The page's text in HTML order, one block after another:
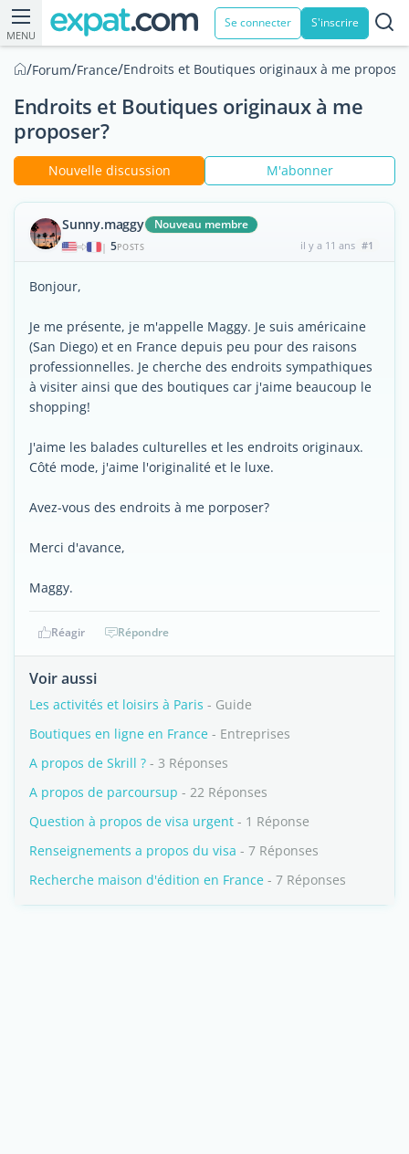
MENU
Se connecter S'inscrire
/Forum/France/Endroits et Boutiques originaux à me
Endroits et Boutiques originaux à me
proposer?
Nouvelle discussion M'abonner
Sunny.maggy Nouveau membre
| 5POSTS il y a 11 ans #1
Bonjour,
Je me présente, je m'appelle Maggy. Je suis américaine
(San Diego) et en France depuis peu pour des raisons
professionnelles. Je cherche des endroits sympathiques
à visiter ainsi que des boutiques car j'aime beaucoup le
shopping!
J'aime les balades culturelles et les endroits originaux.
Côté mode, j'aime l'originalité et le luxe.
Avez-vous des endroits à me porposer?
Merci d'avance,
Maggy.
Réagir Répondre
Voir aussi
Les activités et loisirs à Paris - Guide
Boutiques en ligne en France - Entreprises
A propos de Skrill ? - 3 Réponses
A propos de parcoursup - 22 Réponses
Question à propos de visa urgent - 1 Réponse
Renseignements a propos du visa - 7 Réponses
Recherche maison d'édition en France - 7 Réponses